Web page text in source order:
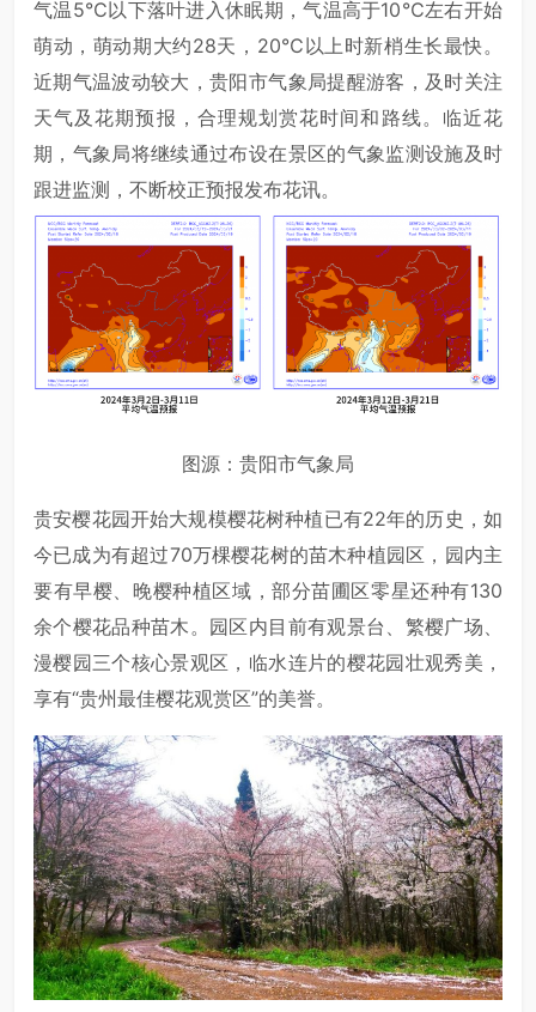
气温5℃以下落叶进入休眠期，气温高于10℃左右开始
萌动，萌动期大约28天，20℃以上时新梢生长最快。
近期气温波动较大，贵阳市气象局提醒游客，及时关注
天气及花期预报，合理规划赏花时间和路线。临近花
期，气象局将继续通过布设在景区的气象监测设施及时
跟进监测，不断校正预报发布花讯。
图源：贵阳市气象局
贵安樱花园开始大规模樱花树种植已有22年的历史，如
今已成为有超过70万棵樱花树的苗木种植园区，园内主
要有早樱、晚樱种植区域，部分苗圃区零星还种有130
余个樱花品种苗木。园区内目前有观景台、繁樱广场、
漫樱园三个核心景观区，临水连片的樱花园壮观秀美，
享有“贵州最佳樱花观赏区”的美誉。